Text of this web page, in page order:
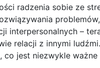
radzenia sobie ze
interpersonalnych –
relacji z innymi
jest niezwykle